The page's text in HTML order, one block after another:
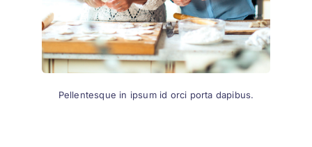
Pellentesque in ipsum id orci porta dapibus.